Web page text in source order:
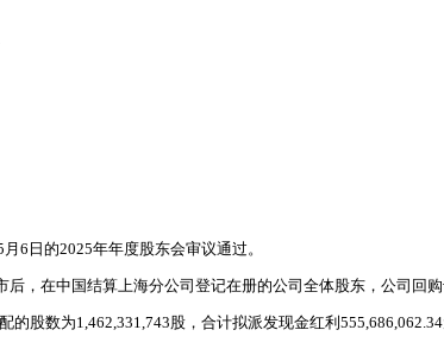
6日的2025年年度股东会审议通过。
，在中国结算上海分公司登记在册的公司全体股东，公司回
股数为1,462,331,743股，合计拟派发现金红利555,686,062.34